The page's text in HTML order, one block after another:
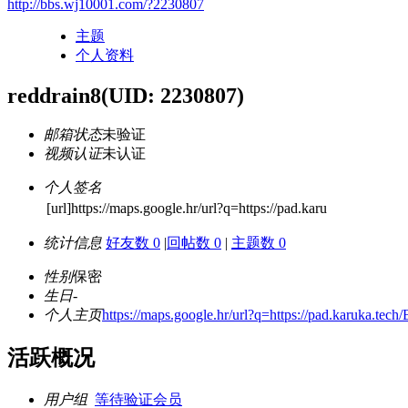
http://bbs.wj10001.com/?2230807
主题
个人资料
reddrain8(UID: 2230807)
邮箱状态未验证
视频认证未认证
个人签名
[url]https://maps.google.hr/url?q=https://pad.karu
统计信息 好友数 0 |回帖数 0 | 主题数 0
性别保密
生日-
个人主页https://maps.google.hr/url?q=https://
活跃概况
用户组 等待验证会员